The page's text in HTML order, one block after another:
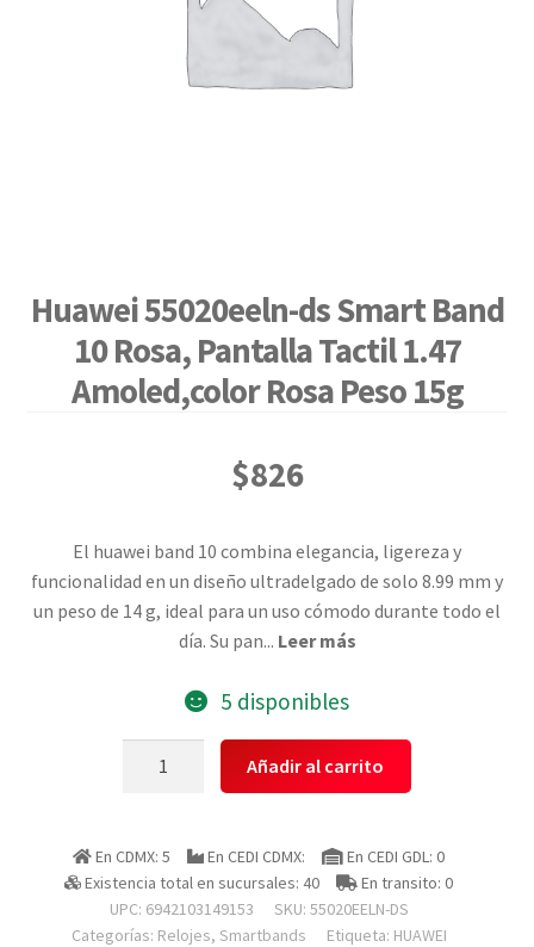
Huawei 55020eeln-ds Smart Band
10 Rosa, Pantalla Tactil 1.47
Amoled,color Rosa Peso 15g
$826
El huawei band 10 combina elegancia, ligereza y
funcionalidad en un diseño ultradelgado de solo 8.99 mm y
un peso de 14 g, ideal para un uso cómodo durante todo el
día. Su pan... Leer más
5 disponibles
Band
10
Rosa,
Añadir al carrito
En CDMX: 5 En CEDI CDMX:
En CEDI GDL: 0
Existencia total en sucursales: 40
En transito: 0
UPC: 6942103149153
SKU: 55020EELN-DS
Categorías: Relojes, Smartbands Etiqueta: HUAWEI